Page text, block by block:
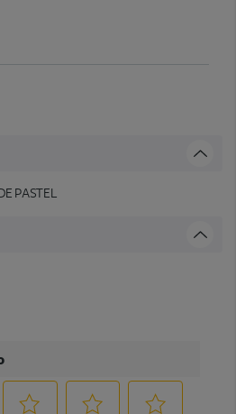
PASTEL